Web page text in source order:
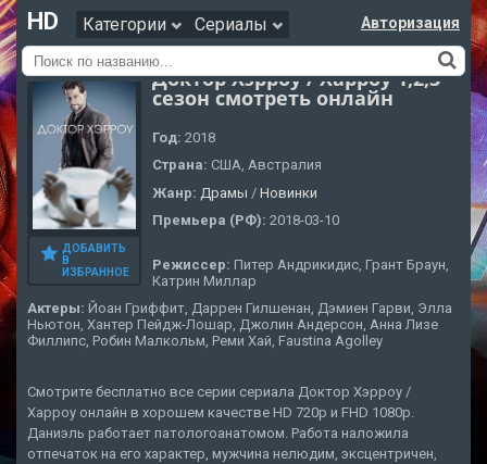
HD Категории Сериалы Авторизация
ДОБАВИТЬ
В
ИЗБРАННОЕ
Доктор Хэрроу / Харроу 1,2,3
сезон смотреть онлайн
Год: 2018
Страна: США, Австралия
Жанр: Драмы / Новинки
Премьера (РФ): 2018-03-10
Режиссер: Питер Андрикидис, Грант Браун,
Катрин Миллар
Актеры: Йоан Гриффит, Даррен Гилшенан, Дэмиен Гарви, Элла
Ньютон, Хантер Пейдж-Лошар, Джолин Андерсон, Анна Лизе
Филлипс, Робин Малкольм, Реми Хай, Faustina Agolley
Смотрите бесплатно все серии сериала Доктор Хэрроу /
Харроу онлайн в хорошем качестве HD 720p и FHD 1080p.
Даниэль работает патологоанатомом. Работа наложила
отпечаток на его характер, мужчина нелюдим, эксцентричен,